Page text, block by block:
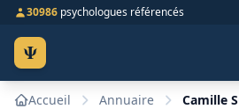
30986 psychologues référencés
Ψ
Accueil Annuaire